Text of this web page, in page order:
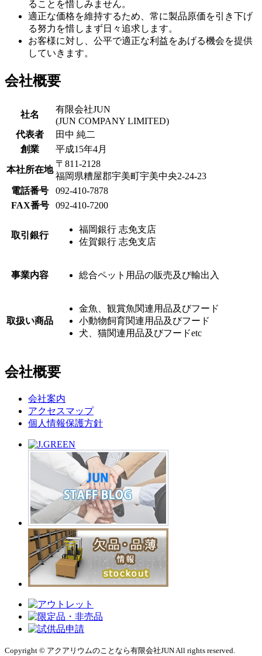
ることを惜しみません。
適正な価格を維持するため、常に製品原価を引き下げ
る努力を惜しまず日々追求します。
お客様に対し、公平で適正な利益をあげる機会を提供
していきます。
会社概要
社名
有限会社JUN
(JUN COMPANY LIMITED)
代表者
田中 純二
創業
平成15年4月
本社所在地
〒811-2128
福岡県糟屋郡宇美町宇美中央2-24-23
電話番号
092-410-7878
FAX番号
092-410-7200
取引銀行
福岡銀行 志免支店
佐賀銀行 志免支店
事業内容 総合ペット用品の販売及び輸出入
取扱い商品
金魚、観賞魚関連用品及びフード
小動物飼育関連用品及びフード
犬、猫関連用品及びフードetc
会社概要
会社案内
アクセスマップ
個人情報保護方針
Copyright © アクアリウムのことなら有限会社JUN All rights reserved.